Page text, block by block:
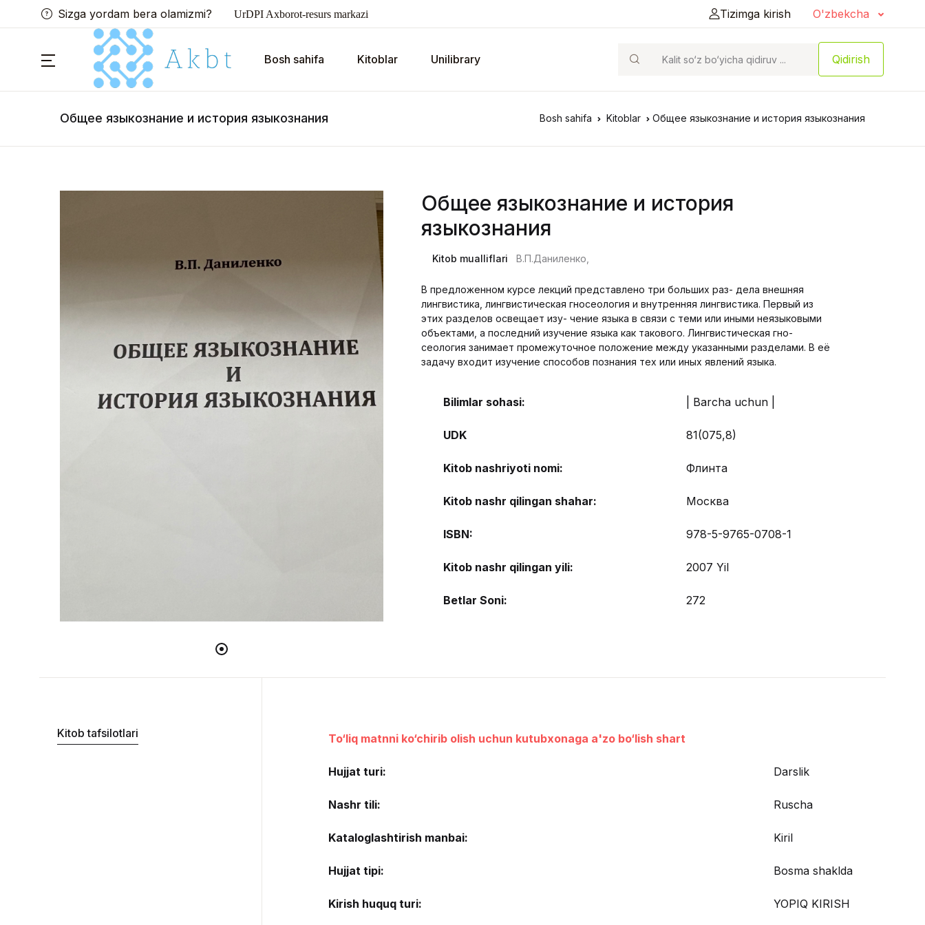
Sizga yordam bera olamizmi? UrDPI Axborot-resurs markazi Tizimga kirish O'zbekcha
Bosh sahifa Kitoblar Unilibrary Qidirish
Общее языкознание и история языкознания Bosh sahifa Kitoblar Общее языкознание и история языкознания
Общее языкознание и история
языкознания
Kitob mualliflari В.П.Даниленко,
В предложенном курсе лекций представлено три больших раз- дела внешняя
лингвистика, лингвистическая гносеология и внутренняя лингвистика. Первый из
этих разделов освещает изу- чение языка в связи с теми или иными неязыковыми
объектами, а последний изучение языка как такового. Лингвистическая гно-
сеология занимает промежуточное положение между указанными разделами. В её
задачу входит изучение способов познания тех или иных явлений языка.
Bilimlar sohasi: | Barcha uchun |
UDK 81(075,8)
Kitob nashriyoti nomi: Флинта
Kitob nashr qilingan shahar: Москва
ISBN: 978-5-9765-0708-1
Kitob nashr qilingan yili: 2007 Yil
Betlar Soni: 272
Kitob tafsilotlari To‘liq matnni ko‘chirib olish uchun kutubxonaga a'zo bo‘lish shart
Hujjat turi: Darslik
Nashr tili: Ruscha
Kataloglashtirish manbai: Kiril
Hujjat tipi: Bosma shaklda
Kirish huquq turi: YOPIQ KIRISH